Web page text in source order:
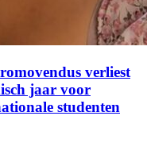
verliest
jaar voor
studenten